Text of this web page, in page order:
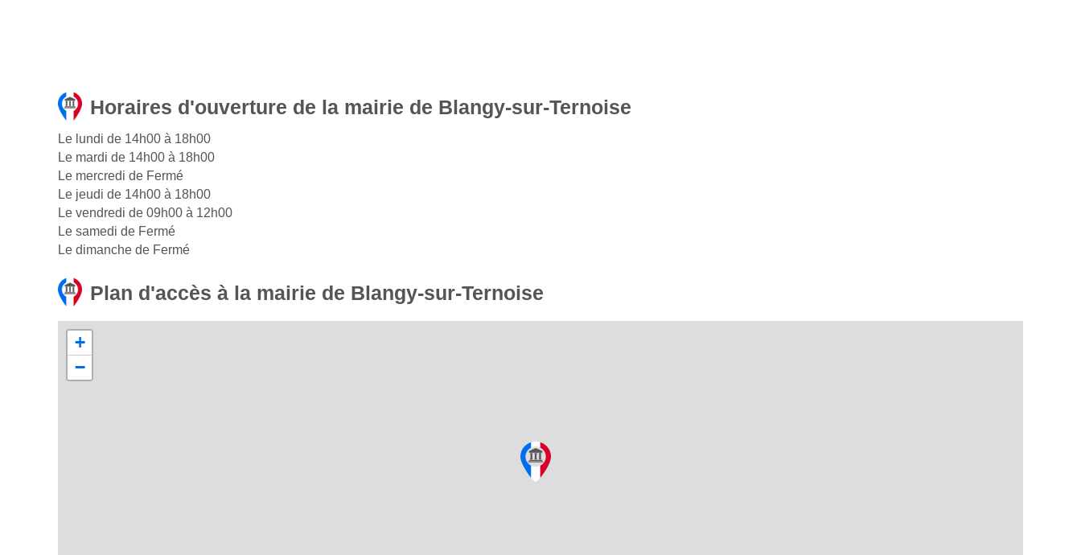
Horaires d'ouverture de la mairie de Blangy-sur-Ternoise
Le lundi de 14h00 à 18h00
Le mardi de 14h00 à 18h00
Le mercredi de Fermé
Le jeudi de 14h00 à 18h00
Le vendredi de 09h00 à 12h00
Le samedi de Fermé
Le dimanche de Fermé
Plan d'accès à la mairie de Blangy-sur-Ternoise
+
−